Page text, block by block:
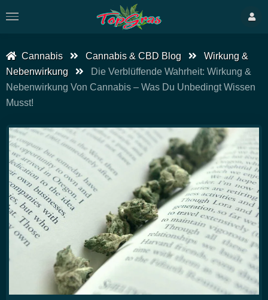
Cannabis Cannabis & CBD Blog
Wirkung &
Nebenwirkung
Die Verblüffende Wahrheit: Wirkung &
Nebenwirkung Von Cannabis – Was Du Unbedingt Wissen
Musst!